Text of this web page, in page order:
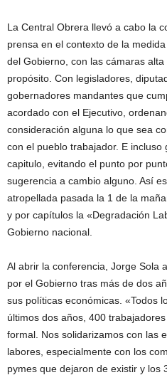
La Central Obrera llevó a cabo la
prensa en el contexto de la
del Gobierno, con las cámaras
propósito. Con legisladores,
gobernadores mandantes que
acordado con el Ejecutivo,
consideración alguna lo que sea
con el pueblo trabajador. E
capitulo, evitando el punto por
sugerencia a cambio alguno. Así
atropellada pasada la 1 de la
y por capítulos la «Degradación
Gobierno nacional.
Al abrir la conferencia, Jorge Sola
por el Gobierno tras más de dos
sus políticas económicas. «Todos
últimos dos años, 400
formal. Nos solidarizamos con las
labores, especialmente con los
pymes que dejaron de existir y los